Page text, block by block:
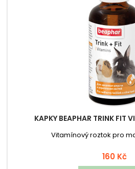
KAPKY BEAPHAR TRINK FIT
Vitamínový roztok pro
160 Kč